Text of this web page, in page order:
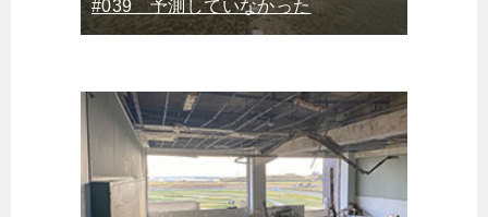
#039 予測していなかった